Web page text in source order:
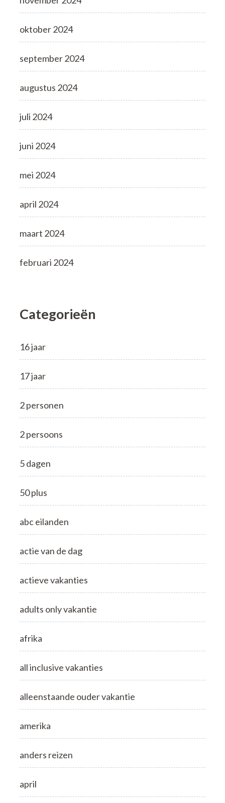
oktober 2024
september 2024
augustus 2024
juli 2024
juni 2024
mei 2024
april 2024
maart 2024
februari 2024
Categorieën
16 jaar
17 jaar
2 personen
2 persoons
5 dagen
50 plus
abc eilanden
actie van de dag
actieve vakanties
adults only vakantie
afrika
all inclusive vakanties
alleenstaande ouder vakantie
amerika
anders reizen
april